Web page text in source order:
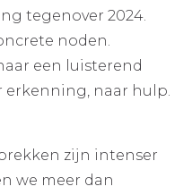
tegenover 2024.
noden.
een luisterend
erkenning, naar hulp.
zijn intenser
we meer dan